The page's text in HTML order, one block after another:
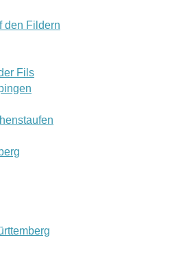
den Fildern
Fils